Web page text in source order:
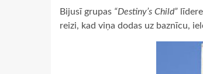
Bijusī grupas “Destiny’s Child”
reizi, kad viņa dodas uz baznīcu,